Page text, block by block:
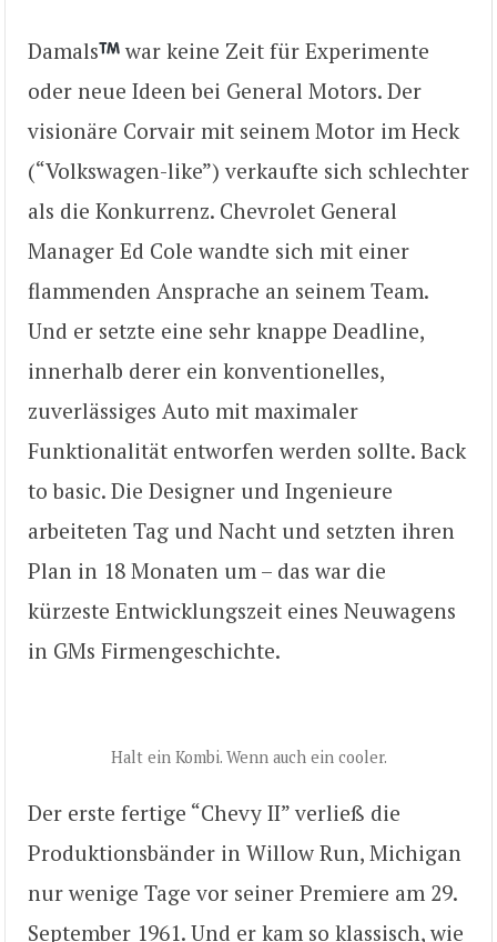
Damals
war keine Zeit für Experimente
oder neue Ideen bei General Motors. Der
visionäre Corvair mit seinem Motor im Heck
(“Volkswagen-like”) verkaufte sich schlechter
als die Konkurrenz. Chevrolet General
Manager Ed Cole wandte sich mit einer
flammenden Ansprache an seinem Team.
Und er setzte eine sehr knappe Deadline,
innerhalb derer ein konventionelles,
zuverlässiges Auto mit maximaler
Funktionalität entworfen werden sollte. Back
to basic. Die Designer und Ingenieure
arbeiteten Tag und Nacht und setzten ihren
Plan in 18 Monaten um – das war die
kürzeste Entwicklungszeit eines Neuwagens
in GMs Firmengeschichte.
Halt ein Kombi. Wenn auch ein cooler.
Der erste fertige “Chevy II” verließ die
Produktionsbänder in Willow Run, Michigan
nur wenige Tage vor seiner Premiere am 29.
September 1961. Und er kam so klassisch, wie